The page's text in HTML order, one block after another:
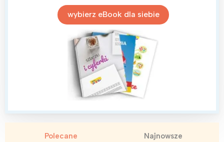
wybierz eBook dla siebie
Polecane Najnowsze